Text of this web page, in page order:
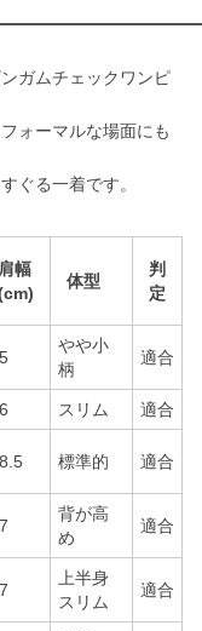
ガムチェックワンピ
ォーマルな場面にも
ぐる一着です。
肩幅
体型
判
定
やや小
柄
適合
スリム 適合
標準的 適合
背が高
め
適合
上半身
スリム
適合